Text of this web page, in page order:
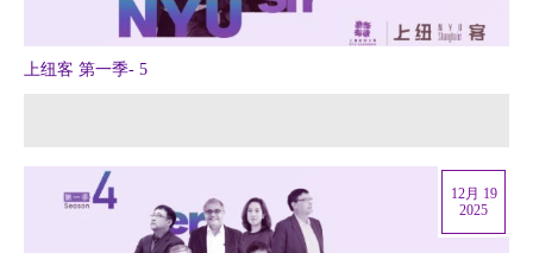
上纽客 第一季- 5
12月 19
2025